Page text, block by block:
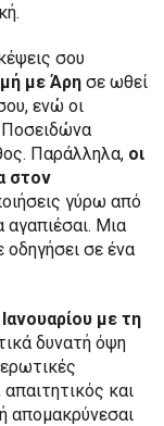
σου
με Άρη σε ωθεί
ενώ οι
Ποσειδώνα
Παράλληλα, οι
στον
γύρω από
αγαπιέσαι. Μια
σε ένα
με τη
δυνατή όψη
και
απομακρύνεσαι